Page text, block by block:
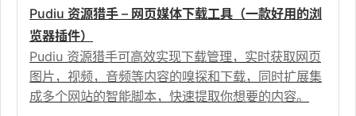
Pudiu 资源猎手 – 网页媒体下载工具（一款好用的浏
览器插件）
Pudiu 资源猎手可高效实现下载管理，实时获取网页
图片，视频，音频等内容的嗅探和下载，同时扩展集
成多个网站的智能脚本，快速提取你想要的内容。